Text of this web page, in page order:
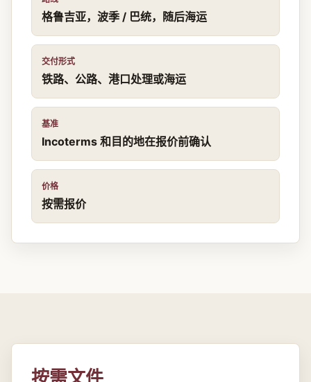
格鲁吉亚，波季 / 巴统，随后海运
交付形式
铁路、公路、港口处理或海运
基准
Incoterms 和目的地在报价前确认
价格
按需报价
按需文件